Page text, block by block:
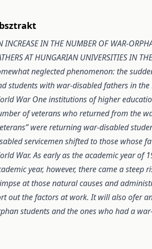
INCREASE IN THE NUMBER OF WAR-
AT HUNGARIAN UNIVERSITIES IN
neglected phenomenon: the
students with war-disabled fathers in
War One institutions of higher
of veterans who returned from the
were returning war-disabled
servicemen shifted to those whose
War. As early as the academic year
year, however, there came a steep
at those natural causes and
out the factors at work. It will also ofer
students and the ones who had a